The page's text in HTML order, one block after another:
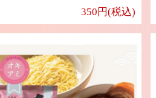
350円(税込)